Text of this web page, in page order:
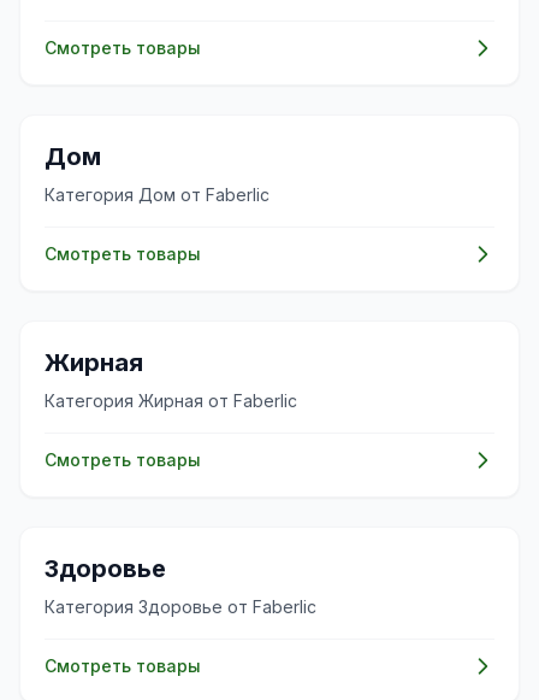
Смотреть товары
🏠
Дом
Категория Дом от Faberlic
Смотреть товары
✨
Жирная
Категория Жирная от Faberlic
Смотреть товары
💊
Здоровье
Категория Здоровье от Faberlic
Смотреть товары